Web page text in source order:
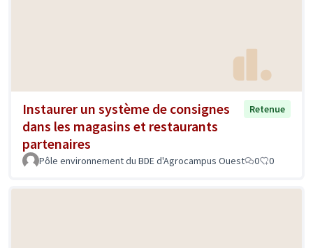
Instaurer un système de consignes
dans les magasins et restaurants
partenaires
Retenue
Pôle environnement du BDE d'Agrocampus Ouest 0 0